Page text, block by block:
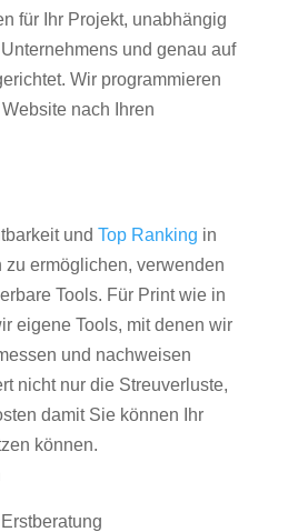
für Ihr Projekt, unabhängig
und genau auf
Wir programmieren
nach Ihren
und Top Ranking in
ermöglichen, verwenden
Tools. Für Print wie in
eigene Tools, mit denen wir
und nachweisen
nicht nur die Streuverluste,
damit Sie können Ihr
können.